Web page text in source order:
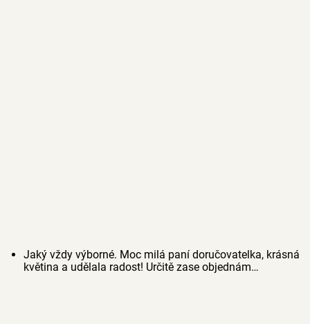
Jaký vždy výborné. Moc milá paní doručovatelka, krásná
květina a udělala radost! Určitě zase objednám…